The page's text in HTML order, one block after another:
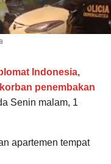
Indonesia,
korban penembakan
Senin malam, 1
apartemen tempat